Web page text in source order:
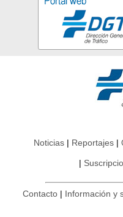
Noticias Reportajes
Contacto Información y